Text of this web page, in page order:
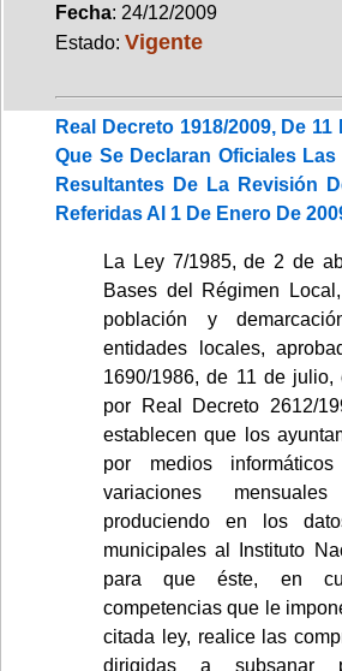
Fecha: 24/12/2009
Estado: Vigente
Real Decreto 1918/2009, De 11
Que Se Declaran Oficiales
Resultantes De La Revisión
Referidas Al 1 De Enero De
La Ley 7/1985, de 2 de
Bases del Régimen
población y
entidades locales,
1690/1986, de 11 de
por Real Decreto 2612/
establecen que los
por medios
variaciones
produciendo en los
municipales al Instituto
para que éste, en
competencias que le
citada ley, realice las
dirigidas a subsanar